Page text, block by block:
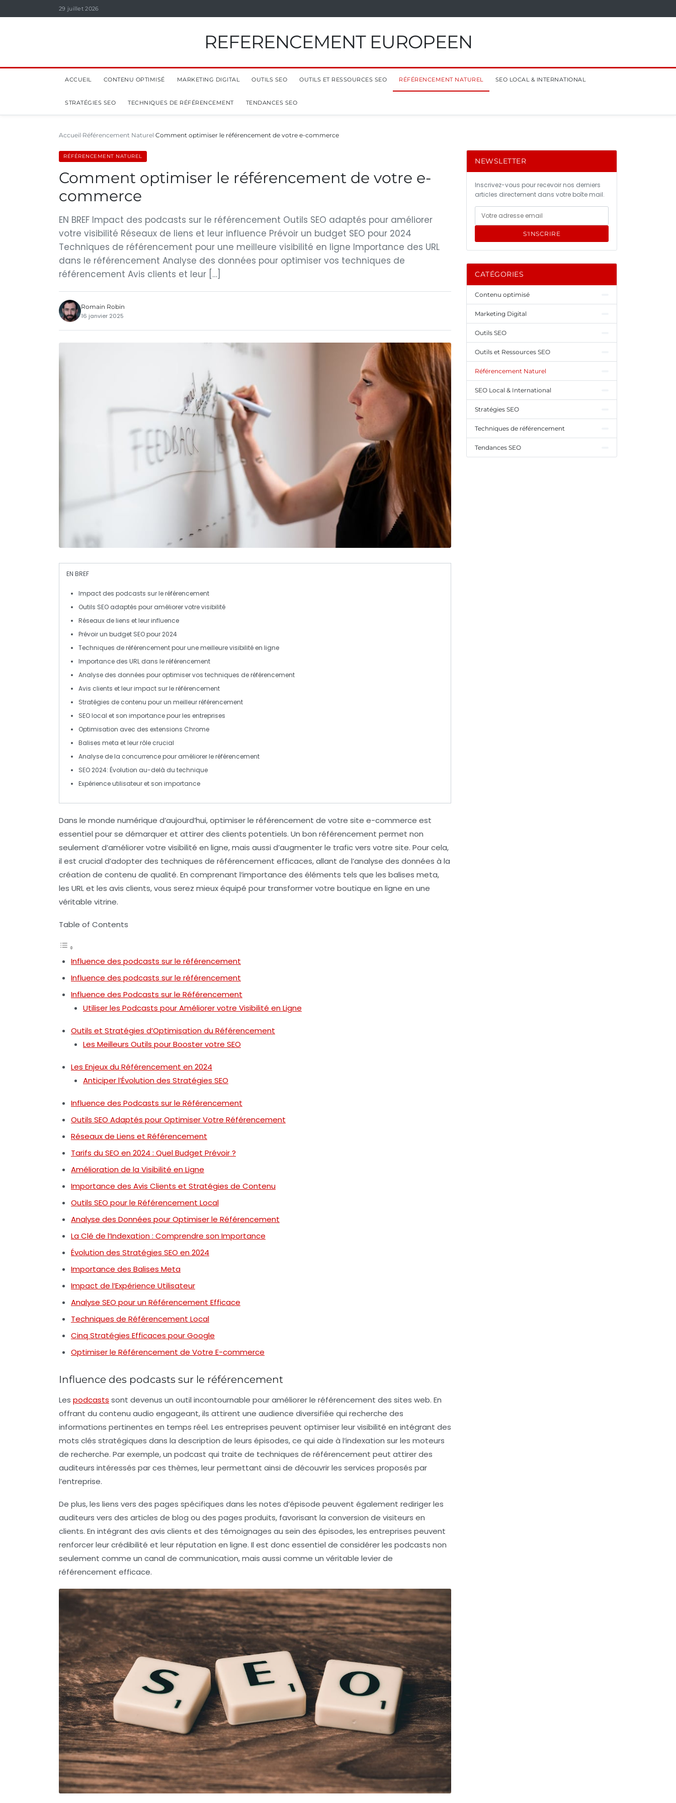
29 juillet 2026
REFERENCEMENT EUROPEEN
ACCUEIL CONTENU OPTIMISÉ MARKETING DIGITAL OUTILS SEO OUTILS ET RESSOURCES SEO RÉFÉRENCEMENT NATUREL SEO LOCAL & INTERNATIONAL
STRATÉGIES SEO TECHNIQUES DE RÉFÉRENCEMENT TENDANCES SEO
Accueil Référencement Naturel Comment optimiser le référencement de votre e-commerce
RÉFÉRENCEMENT NATUREL
Comment optimiser le référencement de votre e-
commerce
EN BREF Impact des podcasts sur le référencement Outils SEO adaptés pour améliorer
votre visibilité Réseaux de liens et leur influence Prévoir un budget SEO pour 2024
Techniques de référencement pour une meilleure visibilité en ligne Importance des URL
dans le référencement Analyse des données pour optimiser vos techniques de
référencement Avis clients et leur […]
Romain Robin
16 janvier 2025
EN BREF
Impact des podcasts sur leréférencement
Outils SEO adaptés pour améliorer votre visibilité
Réseaux deliens et leur influence
Prévoir un budget SEO pour 2024
Techniques de référencementpour une meilleure visibilité en ligne
Importance des URL dans le référencement
Analyse des données pour optimiser vos techniques de référencement
Avis clients et leur impact sur le référencement
Stratégies de contenu pour un meilleur référencement
SEO local et son importance pour les entreprises
Optimisation avec des extensions Chrome
Balises meta et leur rôle crucial
Analyse de la concurrencepour améliorer le référencement
SEO 2024: Évolution au-delà du technique
Expérience utilisateur et son importance
Dans le monde numérique d’aujourd’hui,optimiser le référencement de votre site e-commerce est
essentiel pour se démarquer et attirer des clients potentiels. Un bon référencement permet non
seulement d’améliorer votre visibilité en ligne, mais aussi d’augmenter le trafic vers votre site. Pour cela,
il est crucial d’adopter des techniques de référencement efficaces, allant de l’analyse des données à la
création de contenu de qualité. En comprenant l’importance des éléments tels que les balises meta,
les URLet les avis clients, vous serez mieux équipé pour transformer votre boutique en ligne en une
véritable vitrine.
Table of Contents
Influence des podcasts sur le référencement
Influence des podcasts sur le référencement
Influence des Podcasts sur le Référencement
Utiliser les Podcasts pour Améliorer votre Visibilité en Ligne
Outils et Stratégies d’Optimisation du Référencement
Les Meilleurs Outils pour Booster votre SEO
Les Enjeux du Référencement en 2024
Anticiper l’Évolution des Stratégies SEO
Influence des Podcasts sur le Référencement
Outils SEO Adaptés pour Optimiser Votre Référencement
Réseaux de Liens et Référencement
Tarifs du SEO en 2024 : Quel Budget Prévoir ?
Amélioration de la Visibilité en Ligne
Importance des Avis Clients et Stratégies de Contenu
Outils SEO pour le Référencement Local
Analyse des Données pour Optimiser le Référencement
La Clé de l’Indexation : Comprendre son Importance
Évolution des Stratégies SEO en 2024
Importance des Balises Meta
Impact de l’Expérience Utilisateur
Analyse SEO pour un Référencement Efficace
Techniques de Référencement Local
Cinq Stratégies Efficaces pour Google
Optimiser le Référencement de Votre E-commerce
Influence des podcasts sur le référencement
Les podcasts sont devenus un outil incontournable pour améliorer le référencement des sites web. En
offrant du contenu audio engageant, ils attirent une audience diversifiée qui recherche des
informations pertinentes en temps réel. Les entreprises peuvent optimiser leur visibilité en intégrant des
mots clés stratégiques dans la description de leurs épisodes, ce qui aide à l’indexation sur les moteurs
de recherche. Par exemple, un podcast qui traite de techniques de référencement peut attirer des
auditeurs intéressés par ces thèmes, leur permettant ainsi de découvrir les services proposés par
l’entreprise.
De plus, les liens vers des pages spécifiques dans les notes d’épisode peuvent également rediriger les
auditeurs vers des articles de blog ou des pages produits, favorisant la conversion de visiteurs en
clients. En intégrant des avis clients et des témoignages au sein des épisodes, les entreprises peuvent
renforcer leurcrédibilité et leur réputation en ligne. Il est donc essentiel de considérer les podcasts non
seulement comme un canal de communication, mais aussi comme un véritable levier de
référencement efficace.
NEWSLETTER
Inscrivez-vous pour recevoir nos derniers
articles directement dans votre boîte mail.
S'INSCRIRE
CATÉGORIES
Contenu optimisé
Marketing Digital
Outils SEO
Outils et Ressources SEO
Référencement Naturel
SEO Local & International
Stratégies SEO
Techniques de référencement
Tendances SEO